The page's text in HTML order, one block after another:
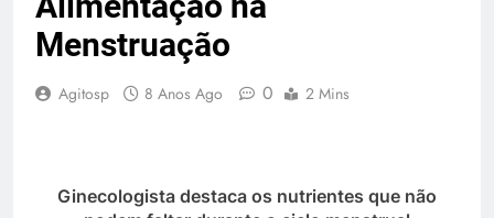
Menstruação
Agitosp 8 Anos Ago 0 2 Mins
Ginecologista destaca os nutrientes que não